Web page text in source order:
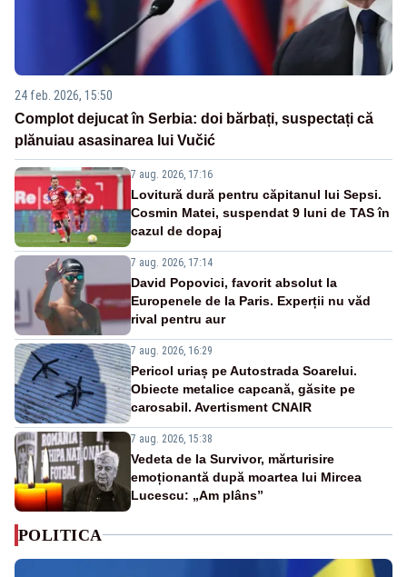
24 feb. 2026, 15:50
Complot dejucat în Serbia: doi bărbați, suspectați că
plănuiau asasinarea lui Vučić
7 aug. 2026, 17:16
Lovitură dură pentru căpitanul lui Sepsi.
Cosmin Matei, suspendat 9 luni de TAS în
cazul de dopaj
7 aug. 2026, 17:14
David Popovici, favorit absolut la
Europenele de la Paris. Experții nu văd
rival pentru aur
7 aug. 2026, 16:29
Pericol uriaș pe Autostrada Soarelui.
Obiecte metalice capcană, găsite pe
carosabil. Avertisment CNAIR
7 aug. 2026, 15:38
Vedeta de la Survivor, mărturisire
emoționantă după moartea lui Mircea
Lucescu: „Am plâns”
POLITICA